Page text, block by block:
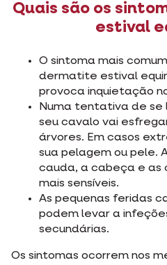
Quais são os
estival
O sintoma mais
dermatite estival
provoca inquietação
Numa tentativa de se
seu cavalo vai
árvores. Em casos
sua pelagem ou pele.
cauda, a cabeça e as
mais sensíveis.
As pequenas feridas
podem levar a
secundárias.
Os sintomas ocorrem nos